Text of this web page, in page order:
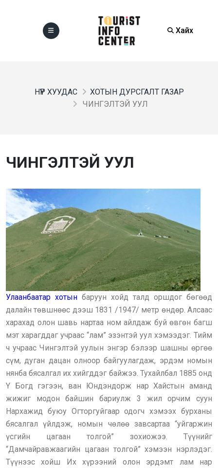
Хайх
НҮҮР ХУУДАС
ХОТЫН ДУРСГАЛТ ГАЗАР
ЧИНГЭЛТЭЙ УУЛ
ЧИНГЭЛТЭЙ УУЛ
Улаанбаатар хотын баруун хойд талд оршдог бөгөөд
далайн төвшнөөс дээш 1831 /1947/ метр өндөр. Алсаас
харахад олон шавь нартаа ном айлдаж буй өвгөн багш
мэт харагддаг учраас “лам” эзэнтэй уул хэмээдэг. Тийм
ч учраас Чингэлтэй уулын энгэр бэлээр шашны өргөө
сүм, дуган дацан олноор байгуулагдаж, эрдэм номын
нянба бясалгал их хийгддэг байжээ. Тухайлбал 1885 онд
Y Богд гэгээн, ван Юндэндорж нар Хайстын аманд
жижиг модон байшин бариулж 3 жил орчим суун
Нархажид буюу Огторгуйгаар одогч хэмээх бурханы
бясалгал үйлдэж, номын чөлөө завсартаа “уйгаржин
үсгийн цагаан толгой” зохиожээ. Түүнийг
“Дамчайравжаагийн цагаан толгой” хэмээн нэрлэдэг.
Түүнээс хойш Их хүрээний олон эрдэмт лам нар